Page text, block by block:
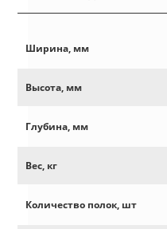
Ширина, мм
Высота, мм
Глубина, мм
Вес, кг
Количество полок, шт